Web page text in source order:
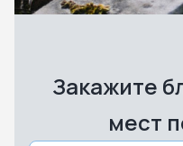
Закажите
мест